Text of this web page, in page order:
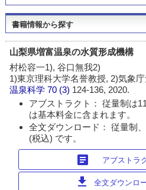
書籍情報から探す
山梨県増富温泉の水質形成機構
村松容一1), 谷口無我2)
1)東京理科大学名誉教授, 2)気象
温泉科学 70 (3) 124-136, 2020.
アブストラクト： 従量制は
は基本料金に含まれます。
全文ダウンロード： 従量制
(税込) です。
article アブストラ
download 全文ダウンロ